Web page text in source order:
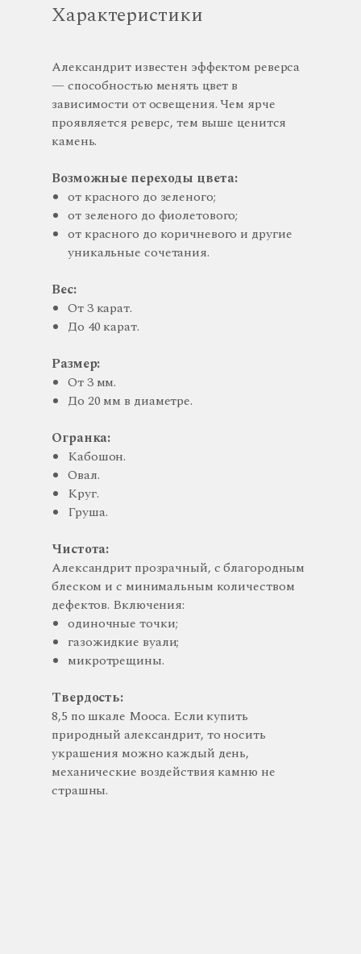
Характеристики
Александрит известен эффектом реверса
— способностью менять цвет в
зависимости от освещения. Чем ярче
проявляется реверс, тем выше ценится
камень.
Возможные переходы цвета:
от красного до зеленого;
от зеленого до фиолетового;
от красного до коричневого и другие
уникальные сочетания.
Вес:
От 3 карат.
До 40 карат.
Размер:
От 3 мм.
До 20 мм в диаметре.
Огранка:
Кабошон.
Овал.
Круг.
Груша.
Чистота:
Александрит прозрачный, с благородным
блеском и с минимальным количеством
дефектов. Включения:
одиночные точки;
газожидкие вуали;
микротрещины.
Твердость:
8,5 по шкале Мооса. Если купить
природный александрит, то носить
украшения можно каждый день,
механические воздействия камню не
страшны.